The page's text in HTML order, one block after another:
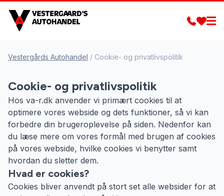
Vestergårds Autohandel / Cookie- og privatlivspolitik
Cookie- og privatlivspolitik
Hos va-r.dk anvender vi primært cookies til at
optimere vores webside og dets funktioner, så vi kan
forbedre din brugeroplevelse på siden. Nedenfor kan
du læse mere om vores formål med brugen af cookies
på vores webside, hvilke cookies vi benytter samt
hvordan du sletter dem.
Hvad er cookies?
Cookies bliver anvendt på stort set alle websider for at